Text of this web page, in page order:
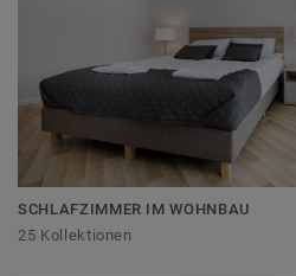
SCHLAFZIMMER IM WOHNBAU
25 Kollektionen